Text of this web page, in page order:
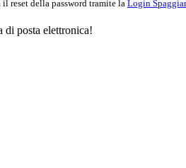
reset della password tramite la Login
di posta elettronica!